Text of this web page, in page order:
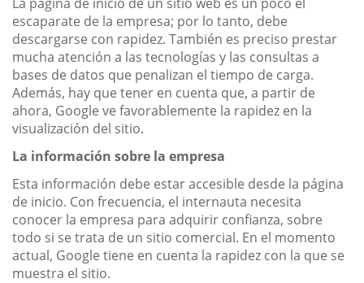
escaparate de la empresa; por lo tanto, debe
descargarse con rapidez. También es preciso prestar
mucha atención a las tecnologías y las consultas a
bases de datos que penalizan el tiempo de carga.
Además, hay que tener en cuenta que, a partir de
ahora, Google ve favorablemente la rapidez en la
visualización del sitio.
La información sobre la empresa
Esta información debe estar accesible desde la página
de inicio. Con frecuencia, el internauta necesita
conocer la empresa para adquirir confianza, sobre
todo si se trata de un sitio comercial. En el momento
actual, Google tiene en cuenta la rapidez con la que se
muestra el sitio.